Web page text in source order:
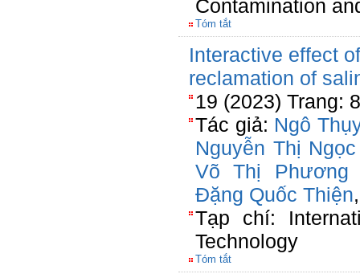
Contamination
Tóm tắt
Interactive effect
reclamation of
19 (2023) Trang:
Tác giả: Ngô
Nguyễn Thị
Võ Thị Phương
Đặng Quốc Thiện
Tạp chí:
Technology
Tóm tắt